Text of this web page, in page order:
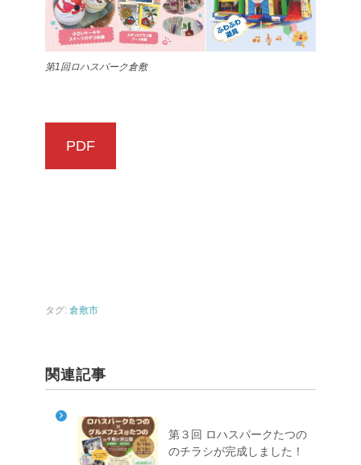
第1回ロハスパーク倉敷
PDF
タグ: 倉敷市
関連記事
第３回 ロハスパークたつの
のチラシが完成しました！